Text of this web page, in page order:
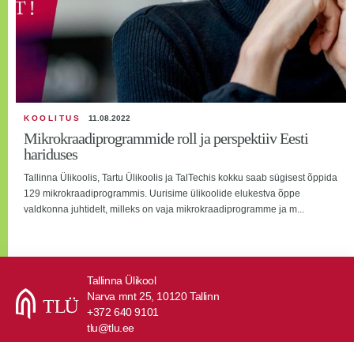
KOOLITUS 11.08.2022
Mikrokraadiprogrammide roll ja perspektiiv Eesti
hariduses
Tallinna Ülikoolis, Tartu Ülikoolis ja TalTechis kokku saab sügisest õppida
129 mikrokraadiprogrammis. Uurisime ülikoolide elukestva õppe
valdkonna juhtidelt, milleks on vaja mikrokraadiprogramme ja m...
Tallinna Ülikool
Narva mnt 25, 10120 Tallinn
+372 640 9101
tlu@tlu.ee